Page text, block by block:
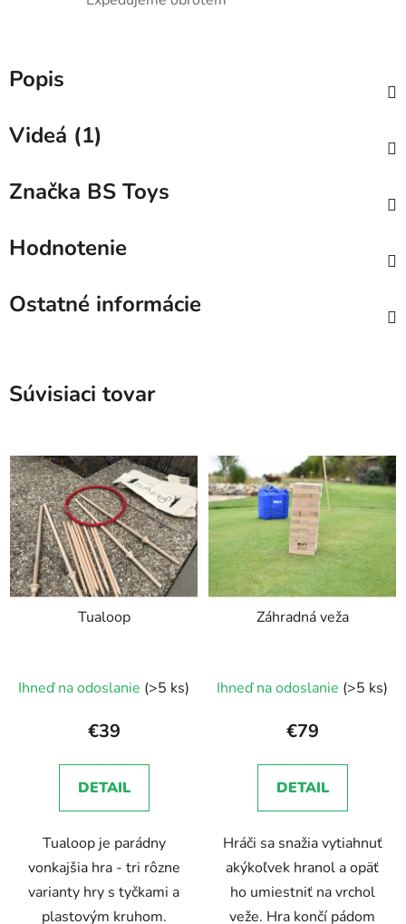
Popis
Videá (1)
Značka BS Toys
Hodnotenie
Ostatné informácie
Súvisiaci tovar
Tualoop
Ihneď na odoslanie (>5 ks)
€39
DETAIL
Tualoop je parádny
vonkajšia hra - tri rôzne
varianty hry s tyčkami a
plastovým kruhom.
Záhradná veža
Ihneď na odoslanie (>5 ks)
€79
DETAIL
Hráči sa snažia vytiahnuť
akýkoľvek hranol a opäť
ho umiestniť na vrchol
veže. Hra končí pádom